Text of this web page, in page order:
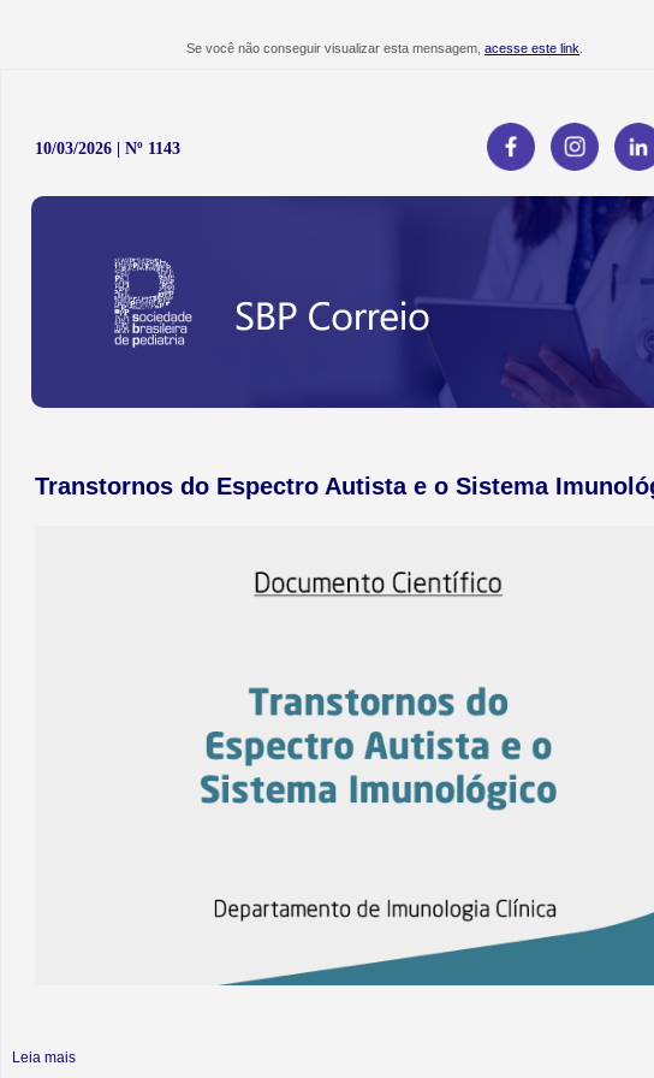
Se você não conseguir visualizar esta mensagem, acesse este link
10/03/2026 | Nº 1143
Transtornos do Espectro Autista e o Sistema
Leia mais